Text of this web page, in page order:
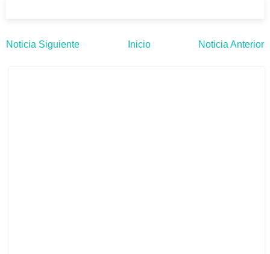
Noticia Siguiente Inicio Noticia Anterior